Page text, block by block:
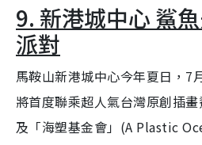
9. 新港城中心 鯊
派對
馬鞍山新港城中心今年夏日，7
將首度聯乘超人氣台灣原創插
及「海塑基金會」(A Plastic